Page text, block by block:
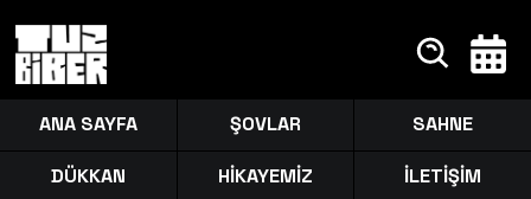
ANA SAYFA ŞOVLAR SAHNE
DÜKKAN HİKAYEMİZ İLETİŞİM